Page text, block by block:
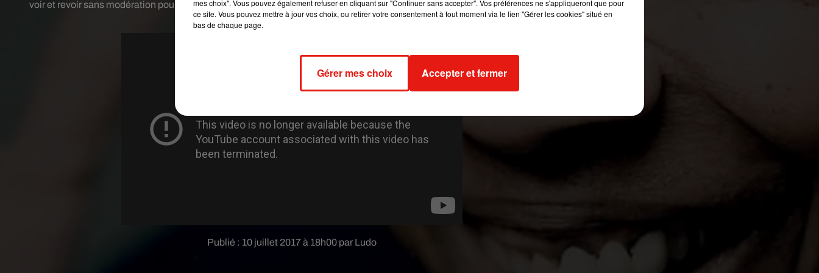
Publié : 10 juillet 2017 à 18h00 par Ludo
voir et revoir sans modération pour découvrir le talent de Bebo Valdés, cette légende musicale bien vivante dans le cœur de
tous les amoureux de musique cubaine.
mes choix". Vous pouvez également refuser en cliquant sur "Continuer sans accepter". Vos préférences ne s'appliqueront que pour
ce site. Vous pouvez mettre à jour vos choix, ou retirer votre consentement à tout moment via le lien "Gérer les cookies" situé en
bas de chaque page.
Gérer mes choix Accepter et fermer